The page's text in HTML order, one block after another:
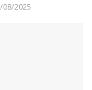
08/2025